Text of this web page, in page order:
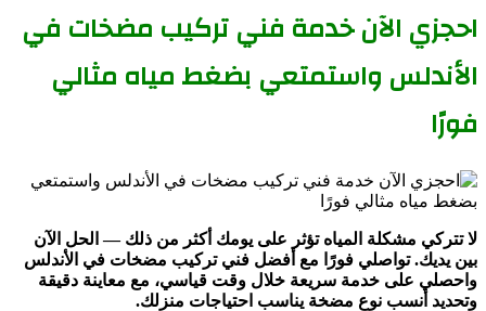
احجزي الآن خدمة فني تركيب مضخات في
الأندلس واستمتعي بضغط مياه مثالي
فورًا
لا تتركي مشكلة المياه تؤثر على يومك أكثر من ذلك — الحل الآن
بين يديك. تواصلي فورًا مع أفضل فني تركيب مضخات في الأندلس
واحصلي على خدمة سريعة خلال وقت قياسي، مع معاينة دقيقة
وتحديد أنسب نوع مضخة يناسب احتياجات منزلك.